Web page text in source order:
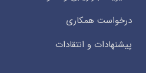
درخواست همکاری
پیشنهادات و انتقادات